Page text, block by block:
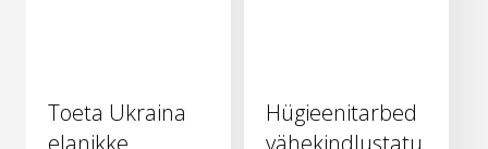
Toeta Ukraina
Hügieenitarbed